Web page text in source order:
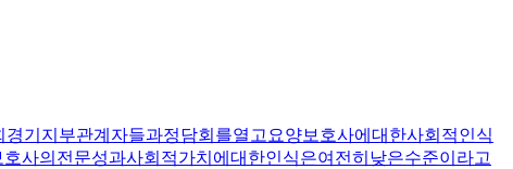
기지부관계자들과정담회를열고요양보호사에대한사회적인식
사의전문성과사회적가치에대한인식은여전히낮은수준이라고